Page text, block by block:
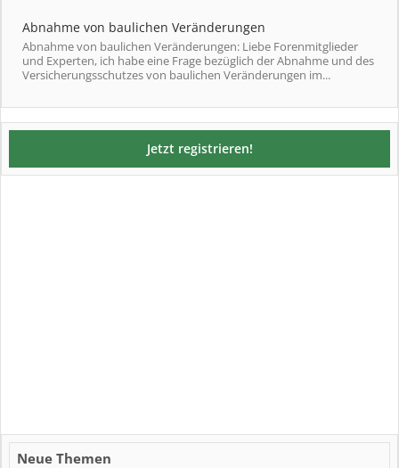
Abnahme von baulichen Veränderungen
Abnahme von baulichen Veränderungen: Liebe Forenmitglieder
und Experten, ich habe eine Frage bezüglich der Abnahme und des
Versicherungsschutzes von baulichen Veränderungen im...
Jetzt registrieren!
Neue Themen